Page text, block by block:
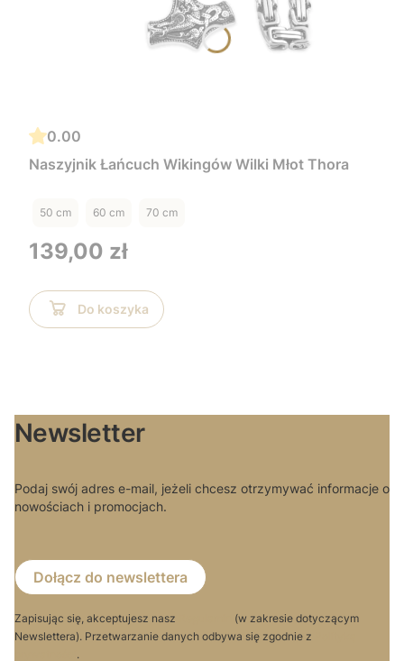
0.00
Naszyjnik Łańcuch Wikingów Wilki Młot Thora
50 cm 60 cm 70 cm
Cena
139,00 zł
Do koszyka
Newsletter
Podaj swój adres e-mail, jeżeli chcesz otrzymywać informacje o
nowościach i promocjach.
Dołącz do newslettera
Zapisując się, akceptujesz nasz
(w zakresie dotyczącym
Newslettera). Przetwarzanie danych odbywa się zgodnie z
.